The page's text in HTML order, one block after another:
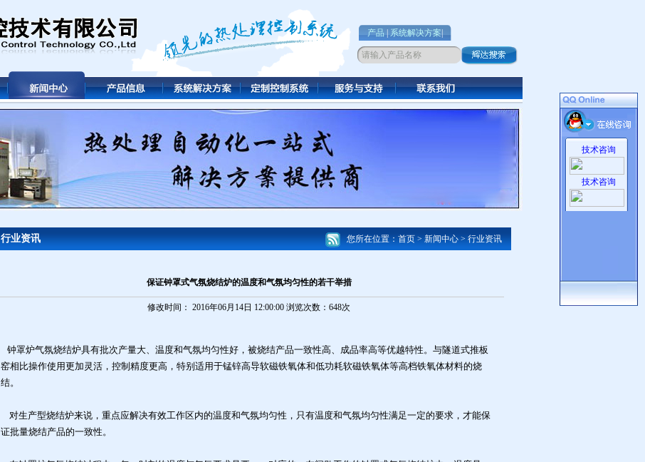
技术咨询
技术咨询
产品 系统解决方案
您所在位置：首页 > 新闻中心 > 行业资讯
行业资讯
保证钟罩式气氛烧结炉的温度和气氛均匀性的若干举措
修改时间： 2016年06月14日 12:00:00 浏览次数：648次
钟罩炉气氛烧结炉具有批次产量大、温度和气氛均匀性好，被烧结产品一致性高、成品率高等优越特性。与隧道式推板
窑相比操作使用更加灵活，控制精度更高，特别适用于锰锌高导软磁铁氧体和低功耗软磁铁氧体等高档铁氧体材料的烧
结。
对生产型烧结炉来说，重点应解决有效工作区内的温度和气氛均匀性，只有温度和气氛均匀性满足一定的要求，才能保
证批量烧结产品的一致性。